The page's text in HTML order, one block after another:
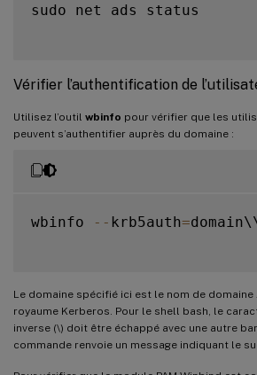
sudo net ads status
Vérifier l’authentification de
Utilisez l’outil wbinfo pour vérifier que les
peuvent s’authentifier auprès du domaine :
wbinfo -- krb5auth=
Le domaine spécifié ici est le nom de domaine
royaume Kerberos. Pour le shell bash, le
inverse (\) doit être échappé avec une autre
commande renvoie un message indiquant le